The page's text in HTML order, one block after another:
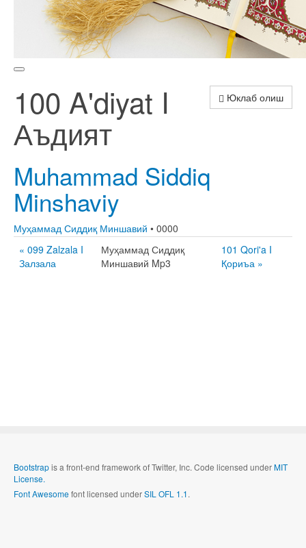
Юклаб олиш
100 A'diyat I
Аъдият
Muhammad Siddiq
Minshaviy
Муҳаммад Сиддиқ Миншавий • 0000
« 099 Zalzala I
Залзала
Муҳаммад Сиддиқ
Миншавий Mp3
101 Qori'a I
Қориъа »
Bootstrapis a front-end framework of Twitter, Inc. Code licensed underMIT
License.
Font Awesomefont licensed underSIL OFL 1.1.